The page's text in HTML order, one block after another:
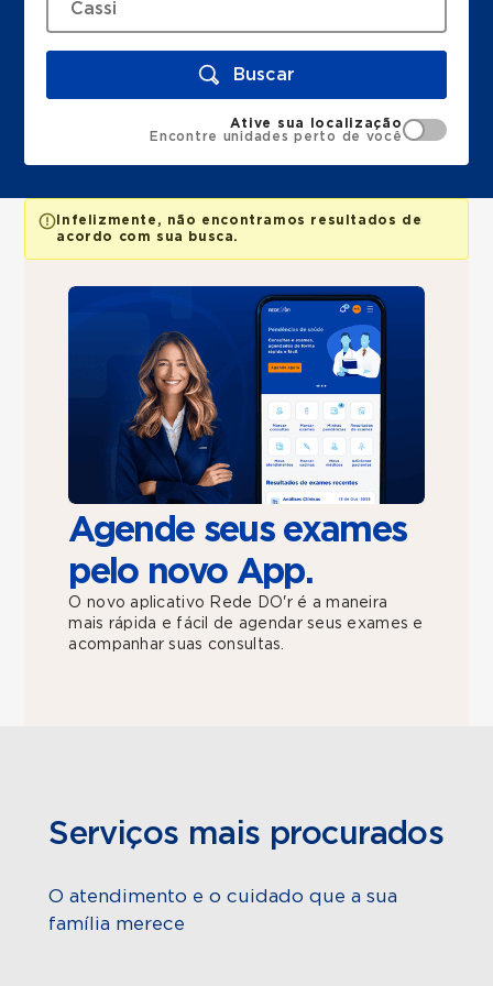
Buscar
Ative sua localização
Encontre unidades perto de você
Infelizmente, não encontramos resultados de
acordo com sua busca.
Agende seus exames
pelo novo App.
O novo aplicativo Rede DO'r é a maneira
mais rápida e fácil de agendar seus exames e
acompanhar suas consultas.
Serviços mais procurados
O atendimento e o cuidado que a sua
família merece